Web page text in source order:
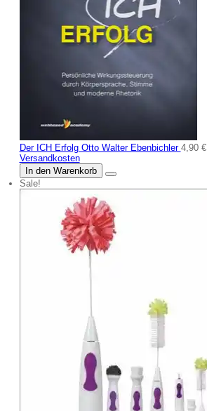
Der ICH Erfolg Otto Walter Ebenbichler 4,90 €
Versandkosten
In den Warenkorb
Sale!